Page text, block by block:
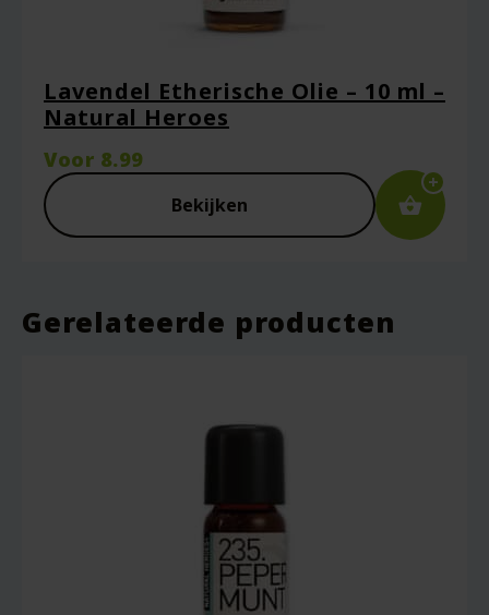
Lavendel Etherische Olie – 10 ml –
Natural Heroes
Voor 8.99
Bekijken
Gerelateerde producten